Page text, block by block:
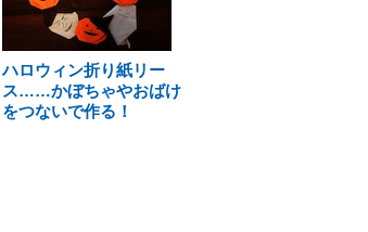
ハロウィン折り紙リー
ス……かぼちゃやおばけ
をつないで作る！